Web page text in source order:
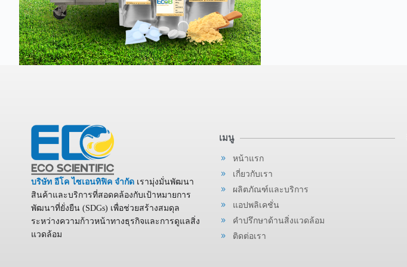
บริษัท อีโค ไซเอนทิฟิค จำกัด เรามุ่งมั่นพัฒนา
สินค้าและบริการที่สอดคล้องกับเป้าหมายการ
พัฒนาที่ยั่งยืน (SDGs) เพื่อช่วยสร้างสมดุล
ระหว่างความก้าวหน้าทางธุรกิจและการดูแลสิ่ง
แวดล้อม
เมนู
หน้าแรก
เกี่ยวกับเรา
ผลิตภัณฑ์และบริการ
แอปพลิเคชั่น
คำปรึกษาด้านสิ่งแวดล้อม
ติดต่อเรา